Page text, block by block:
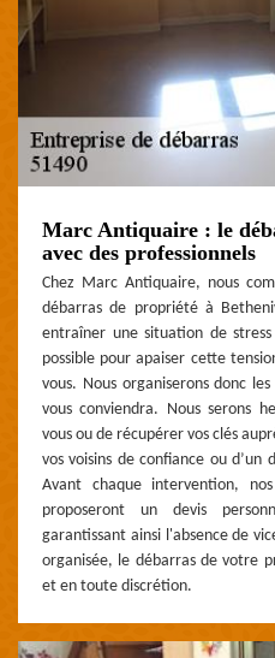
Marc Antiquaire : le
avec des professionnels
Chez Marc Antiquaire, nous
débarras de propriété à
entraîner une situation de
possible pour apaiser cette
vous. Nous organiserons donc
vous conviendra. Nous serons
vous ou de récupérer vos clés
vos voisins de confiance ou d’un
Avant chaque intervention,
proposeront un devis
garantissant ainsi l'absence de
organisée, le débarras de votre
et en toute discrétion.